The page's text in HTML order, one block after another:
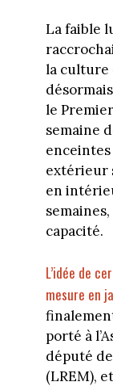
La faible
la culture
le
semaine
extérieur
en
capacité.
L’idée de
mesure en
porté à
député
(LREM),